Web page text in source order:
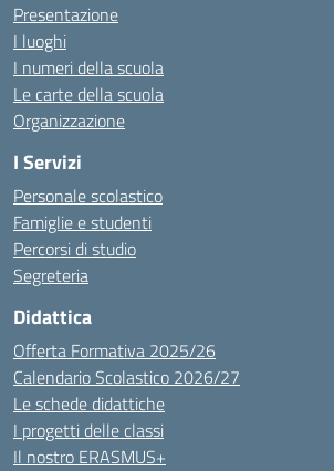
Presentazione
I luoghi
I numeri della scuola
Le carte della scuola
Organizzazione
I Servizi
Personale scolastico
Famiglie e studenti
Percorsi di studio
Segreteria
Didattica
Offerta Formativa 2025/26
Calendario Scolastico 2026/27
Le schede didattiche
I progetti delle classi
Il nostro ERASMUS+